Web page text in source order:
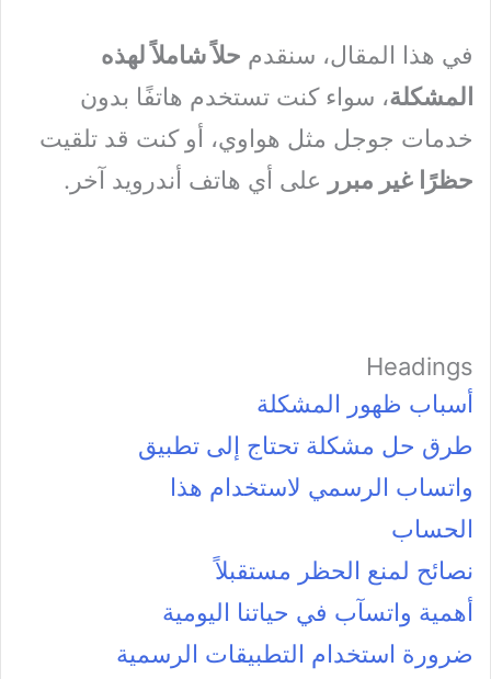
في هذا المقال، سنقدم حلاً شاملاً لهذه
المشكلة، سواء كنت تستخدم هاتفًا بدون
خدمات جوجل مثل هواوي، أو كنت قد تلقيت
حظرًا غير مبرر على أي هاتف أندرويد آخر.
Headings
أسباب ظهور المشكلة
طرق حل مشكلة تحتاج إلى تطبيق
واتساب الرسمي لاستخدام هذا
الحساب
نصائح لمنع الحظر مستقبلاً
أهمية واتسآب في حياتنا اليومية
ضرورة استخدام التطبيقات الرسمية